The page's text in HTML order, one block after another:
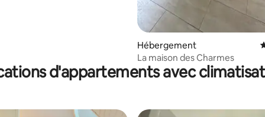
Hébergement
La maison des Charmes
d'appartements avec